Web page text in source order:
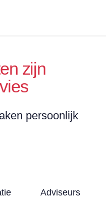
zijn
persoonlijk
Adviseurs